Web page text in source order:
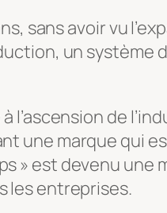
sans avoir vu
un
l’ascension de
une marque qui
» est devenu
les entreprises.